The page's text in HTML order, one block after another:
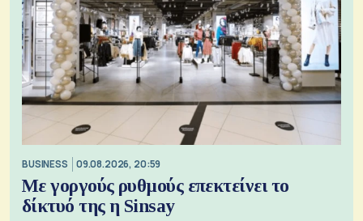
BUSINESS 09.08.2026, 20:59
Με γοργούς ρυθμούς επεκτείνει το
δίκτυό της η Sinsay